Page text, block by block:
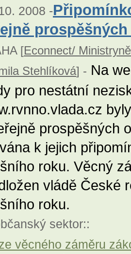
2008 -
[Econnect/
Stehlíková] - Na
pro nestátní
prospěšných
k jejich
roku. Věcný
vládě České
roku.
sektor::
věcného záměru